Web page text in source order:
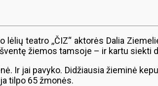
teatro ,,ČIZ“ aktorės Dalia
žiemos tamsoje – ir kartu siekti
Ir jai pavyko. Didžiausia žieminė
tilpo 65 žmonės.